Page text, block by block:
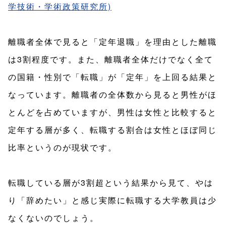
学技術・学術政策研究所)
離職者全体で見ると「定年退職」を理由とした離職
は3割程度です。また、離職者全体だけでなく全て
の国籍・性別で「転職」が「定年」を上回る結果と
なっています。離職者の全体数から見ると男性がほ
とんどを占めていますが、男性は女性と比較すると
定年する層が多く、転職する割合は女性とほぼ同じ
比率というのが現状です。
転職している層が3割超という結果から見て、やは
り「辞めたい」と感じ実際に転職する大学教員は少
なくないのでしょう。